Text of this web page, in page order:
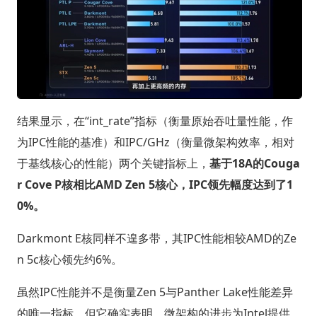
结果显示，在“int_rate”指标（衡量原始吞吐量性能，作
为IPC性能的基准）和IPC/GHz（衡量微架构效率，相对
于基线核心的性能）两个关键指标上， 基于18A的Couga
r Cove P核相比AMD Zen 5核心，IPC领先幅度达到了1
0%。
Darkmont E核同样不遑多带，其IPC性能相较AMD的Ze
n 5c核心领先约6%。
虽然IPC性能并不是衡量Zen 5与Panther Lake性能差异